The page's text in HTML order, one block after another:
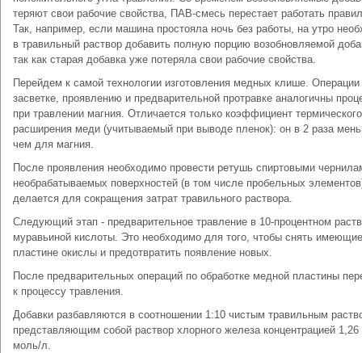
теряют свои рабочие свойства, ПАВ-смесь перестает работать
Так, например, если машина простояла ночь без работы, на утро
в травильный раствор добавить полную порцию возобновляемой
так как старая добавка уже потеряла свои рабочие свойства.
Перейдем к самой технологии изготовления медных клише. Операции
засветке, проявлению и предварительной протравке аналогичны
при травлении магния. Отличается только коэффициент термического
расширения меди (учитываемый при выводе пленок): он в 2 раза
чем для магния.
После проявления необходимо провести ретушь спиртовыми
необрабатываемых поверхностей (в том числе пробельных
делается для сокращения затрат травильного раствора.
Следующий этап - предварительное травление в 10-процентном
муравьиной кислоты. Это необходимо для того, чтобы снять
пластине окислы и предотвратить появление новых.
После предварительных операций по обработке медной пластины
к процессу травления.
Добавки разбавляются в соотношении 1:10 чистым травильным
представляющим собой раствор хлорного железа концентрацией 1,26
моль/л.